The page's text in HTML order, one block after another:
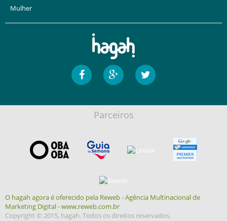
Mulher
Parceiros
O hagah agora é oferecido pela Reweb - Agência Multinacional de
Marketing Digital - www.reweb.com.br
Copyright © 2015, hagah. Todos os direitos reservados.